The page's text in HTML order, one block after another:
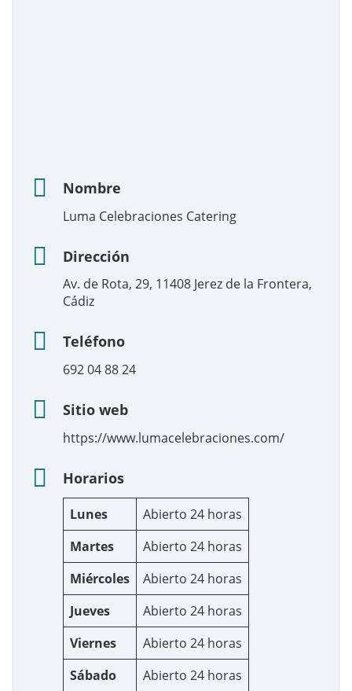
Nombre
Luma Celebraciones Catering
Dirección
Av. de Rota, 29, 11408 Jerez de la Frontera,
Cádiz
Teléfono
692 04 88 24
Sitio web
https://www.lumacelebraciones.com/
Horarios
Lunes
Abierto 24 horas
Martes
Abierto 24 horas
Miércoles
Abierto 24 horas
Jueves
Abierto 24 horas
Viernes
Abierto 24 horas
Sábado
Abierto 24 horas